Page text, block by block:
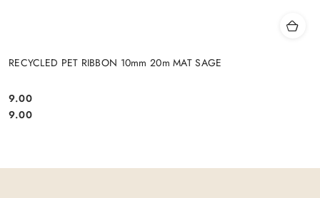
RECYCLED PET RIBBON 10mm 20m MAT SAGE
Cena:
9.00
Cena:
9.00